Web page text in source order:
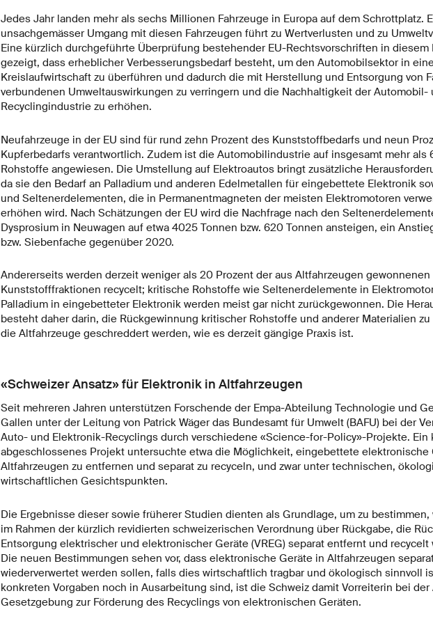
Jedes Jahr landen mehr als sechs Millionen Fahrzeuge in Europa auf dem Schrottplatz.
unsachgemässer Umgang mit diesen Fahrzeugen führt zu Wertverlusten und zu
Eine kürzlich durchgeführte Überprüfung bestehender EU-Rechtsvorschriften in diesem
gezeigt, dass erheblicher Verbesserungsbedarf besteht, um den Automobilsektor in
Kreislaufwirtschaft zu überführen und dadurch die mit Herstellung und Entsorgung von
verbundenen Umweltauswirkungen zu verringern und die Nachhaltigkeit der Automobil-
Recyclingindustrie zu erhöhen.
Neufahrzeuge in der EU sind für rund zehn Prozent des Kunststoffbedarfs und neun
Kupferbedarfs verantwortlich. Zudem ist die Automobilindustrie auf insgesamt mehr als
Rohstoffe angewiesen. Die Umstellung auf Elektroautos bringt zusätzliche
da sie den Bedarf an Palladium und anderen Edelmetallen für eingebettete Elektronik
und Seltenerdelementen, die in Permanentmagneten der meisten Elektromotoren
erhöhen wird. Nach Schätzungen der EU wird die Nachfrage nach den
Dysprosium in Neuwagen auf etwa 4025 Tonnen bzw. 620 Tonnen ansteigen, ein
bzw. Siebenfache gegenüber 2020.
Andererseits werden derzeit weniger als 20 Prozent der aus Altfahrzeugen gewonnenen
Kunststofffraktionen recycelt; kritische Rohstoffe wie Seltenerdelemente in
Palladium in eingebetteter Elektronik werden meist gar nicht zurückgewonnen. Die
besteht daher darin, die Rückgewinnung kritischer Rohstoffe und anderer Materialien
die Altfahrzeuge geschreddert werden, wie es derzeit gängige Praxis ist.
«Schweizer Ansatz» für Elektronik in Altfahrzeugen
Seit mehreren Jahren unterstützen Forschende der Empa-Abteilung Technologie und
Gallen unter der Leitung von Patrick Wäger das Bundesamt für Umwelt (BAFU) bei der
Auto- und Elektronik-Recyclings durch verschiedene «Science-for-Policy»-Projekte. Ein
abgeschlossenes Projekt untersuchte etwa die Möglichkeit, eingebettete elektronische
Altfahrzeugen zu entfernen und separat zu recyceln, und zwar unter technischen,
wirtschaftlichen Gesichtspunkten.
Die Ergebnisse dieser sowie früherer Studien dienten als Grundlage, um zu bestimmen,
im Rahmen der kürzlich revidierten schweizerischen Verordnung über Rückgabe, die
Entsorgung elektrischer und elektronischer Geräte (VREG) separat entfernt und
Die neuen Bestimmungen sehen vor, dass elektronische Geräte in Altfahrzeugen
wiederverwertet werden sollen, falls dies wirtschaftlich tragbar und ökologisch sinnvoll
konkreten Vorgaben noch in Ausarbeitung sind, ist die Schweiz damit Vorreiterin bei der
Gesetzgebung zur Förderung des Recyclings von elektronischen Geräten.